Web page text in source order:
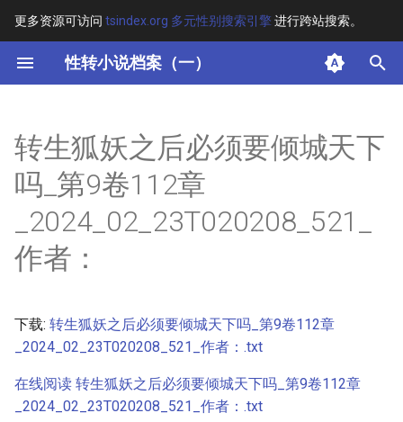
更多资源可访问 tsindex.org 多元性别搜索引擎进行跨站搜索。
性转小说档案（一）
键
开
始
索
其他信息 [Processed Page
Metadata]
正文
转生狐妖之后必须要倾城天下
吗_第9卷112章
_2024_02_23T020208_521_
作者：
下载: 转生狐妖之后必须要倾城天下吗_第9卷112章
_2024_02_23T020208_521_作者：.txt
在线阅读 转生狐妖之后必须要倾城天下吗_第9卷112章
_2024_02_23T020208_521_作者：.txt